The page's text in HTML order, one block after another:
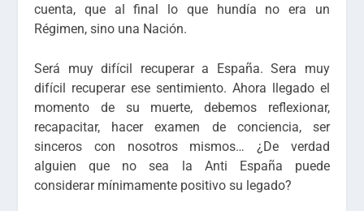
cuenta, que al final lo que hundía no era un
Régimen, sino una Nación.
Será muy difícil recuperar a España. Sera muy
difícil recuperar ese sentimiento. Ahora llegado el
momento de su muerte, debemos reflexionar,
recapacitar, hacer examen de conciencia, ser
sinceros con nosotros mismos… ¿De verdad
alguien que no sea la Anti España puede
considerar mínimamente positivo su legado?